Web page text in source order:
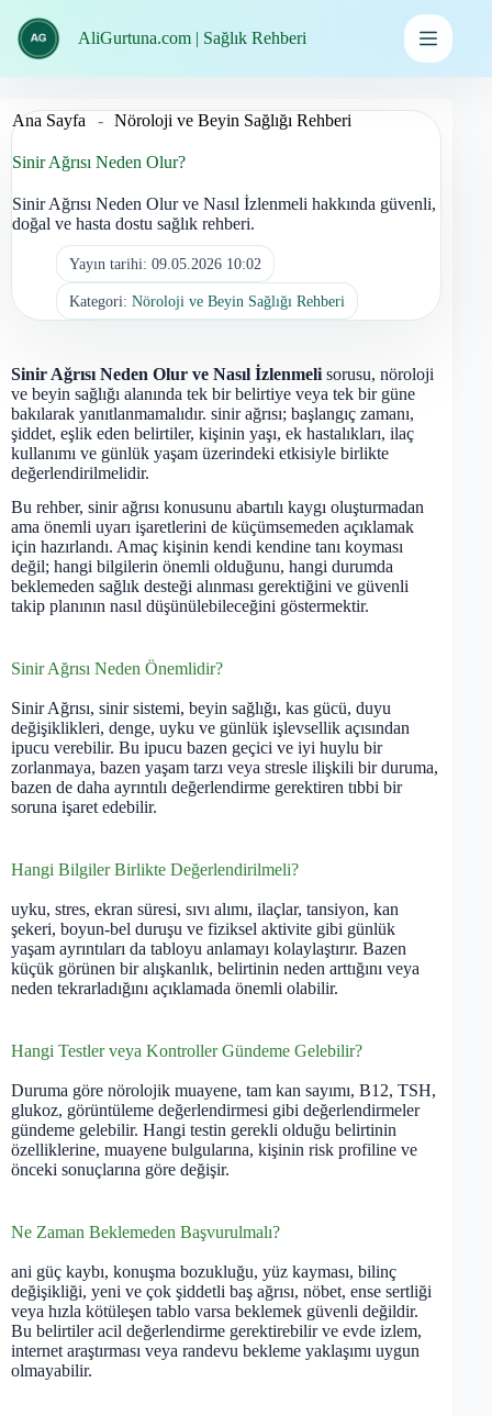
geç
AliGurtuna.com | Sağlık Rehberi
Ana Sayfa - Nöroloji ve Beyin Sağlığı Rehberi
Sinir Ağrısı Neden Olur?
Sinir Ağrısı Neden Olur ve Nasıl İzlenmeli hakkında güvenli,
doğal ve hasta dostu sağlık rehberi.
Yayın tarihi: 09.05.2026 10:02
Kategori: Nöroloji ve Beyin Sağlığı Rehberi
Sinir Ağrısı Neden Olur ve Nasıl İzlenmeli sorusu, nöroloji
ve beyin sağlığı alanında tek bir belirtiye veya tek bir güne
bakılarak yanıtlanmamalıdır. sinir ağrısı; başlangıç zamanı,
şiddet, eşlik eden belirtiler, kişinin yaşı, ek hastalıkları, ilaç
kullanımı ve günlük yaşam üzerindeki etkisiyle birlikte
değerlendirilmelidir.
Bu rehber, sinir ağrısı konusunu abartılı kaygı oluşturmadan
ama önemli uyarı işaretlerini de küçümsemeden açıklamak
için hazırlandı. Amaç kişinin kendi kendine tanı koyması
değil; hangi bilgilerin önemli olduğunu, hangi durumda
beklemeden sağlık desteği alınması gerektiğini ve güvenli
takip planının nasıl düşünülebileceğini göstermektir.
Sinir Ağrısı Neden Önemlidir?
Sinir Ağrısı, sinir sistemi, beyin sağlığı, kas gücü, duyu
değişiklikleri, denge, uyku ve günlük işlevsellik açısından
ipucu verebilir. Bu ipucu bazen geçici ve iyi huylu bir
zorlanmaya, bazen yaşam tarzı veya stresle ilişkili bir duruma,
bazen de daha ayrıntılı değerlendirme gerektiren tıbbi bir
soruna işaret edebilir.
Hangi Bilgiler Birlikte Değerlendirilmeli?
uyku, stres, ekran süresi, sıvı alımı, ilaçlar, tansiyon, kan
şekeri, boyun-bel duruşu ve fiziksel aktivite gibi günlük
yaşam ayrıntıları da tabloyu anlamayı kolaylaştırır. Bazen
küçük görünen bir alışkanlık, belirtinin neden arttığını veya
neden tekrarladığını açıklamada önemli olabilir.
Hangi Testler veya Kontroller Gündeme Gelebilir?
Duruma göre nörolojik muayene, tam kan sayımı, B12, TSH,
glukoz, görüntüleme değerlendirmesi gibi değerlendirmeler
gündeme gelebilir. Hangi testin gerekli olduğu belirtinin
özelliklerine, muayene bulgularına, kişinin risk profiline ve
önceki sonuçlarına göre değişir.
Ne Zaman Beklemeden Başvurulmalı?
ani güç kaybı, konuşma bozukluğu, yüz kayması, bilinç
değişikliği, yeni ve çok şiddetli baş ağrısı, nöbet, ense sertliği
veya hızla kötüleşen tablo varsa beklemek güvenli değildir.
Bu belirtiler acil değerlendirme gerektirebilir ve evde izlem,
internet araştırması veya randevu bekleme yaklaşımı uygun
olmayabilir.